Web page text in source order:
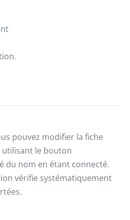
pouvez modifier la fiche
utilisant le bouton
du nom en étant connecté.
vérifie systématiquement